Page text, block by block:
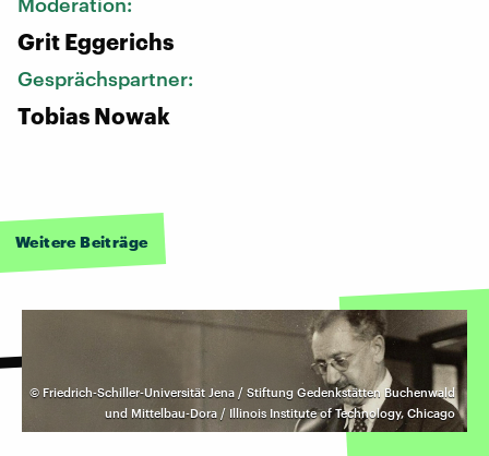
Grit Eggerichs
Gesprächspartner:
Tobias Nowak
Weitere Beiträge
© Friedrich-Schiller-Universität Jena / Stiftung Gedenkstätten Buchenwald
und Mittelbau-Dora / Illinois Institute of Technology, Chicago